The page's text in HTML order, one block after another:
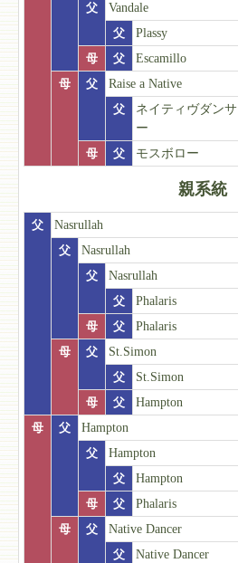
父
Vandale
父
Plassy
母
父
Escamillo
母
父
Raise a Native
父
ネイティヴダンサ
ー
母
父 モスボロー
親系統
父
Nasrullah
父
Nasrullah
父
Nasrullah
父
Phalaris
母
父
Phalaris
母
父
St.Simon
父
St.Simon
母
父
Hampton
母
父
Hampton
父
Hampton
父
Hampton
母
父
Phalaris
母
父
Native Dancer
父
Native Dancer